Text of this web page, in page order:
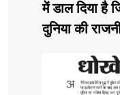
में डाल दिया है
दुनिया की